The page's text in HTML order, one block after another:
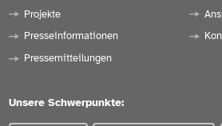
Projekte
Presseinformationen
Pressemitteilungen
Unsere Schwerpunkte: